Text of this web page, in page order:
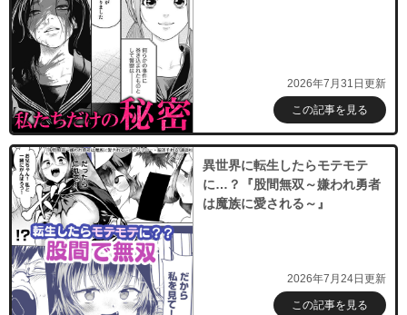
2026年7月31日更新
この記事を見る
異世界に転生したらモテモテ
に…？『股間無双～嫌われ勇者
は魔族に愛される～』
2026年7月24日更新
この記事を見る